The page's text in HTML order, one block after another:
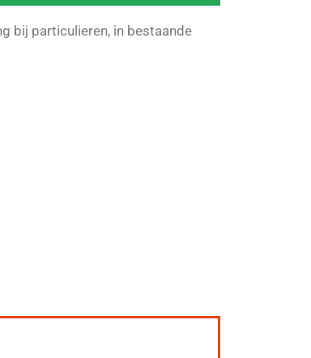
bij particulieren, in bestaande